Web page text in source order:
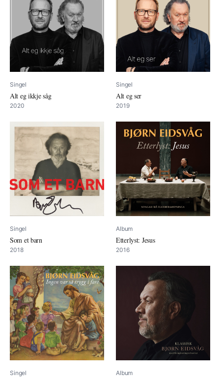
Singel
Alt eg ikkje såg
2020
Singel
Alt eg ser
2019
Singel
Som et barn
2018
Album
Etterlyst: Jesus
2016
Singel Album